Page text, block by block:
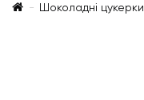
Шоколадні цукерки